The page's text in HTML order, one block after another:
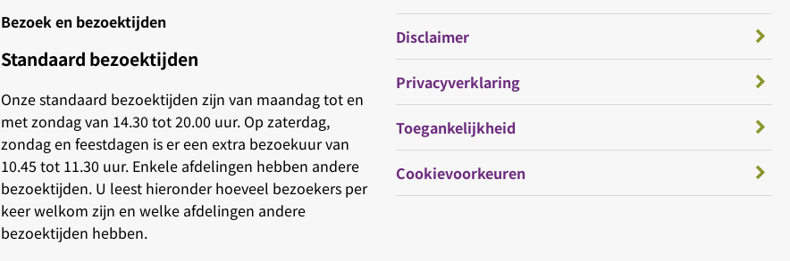
Bezoek en bezoektijden
Standaard bezoektijden
Onze standaard bezoektijden zijn van maandag tot en
met zondag van 14.30 tot 20.00 uur. Op zaterdag,
zondag en feestdagen is er een extra bezoekuur van
10.45 tot 11.30 uur. Enkele afdelingen hebben andere
bezoektijden. U leest hieronder hoeveel bezoekers per
keer welkom zijn en welke afdelingen andere
bezoektijden hebben.
Disclaimer
Privacyverklaring
Toegankelijkheid
Cookievoorkeuren